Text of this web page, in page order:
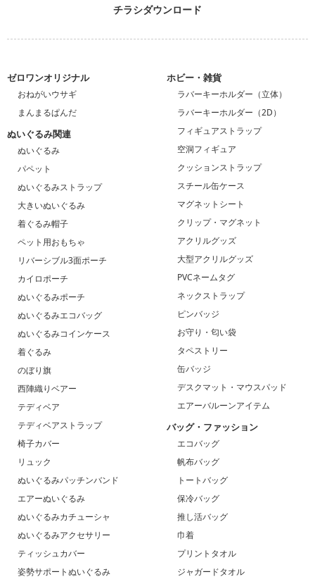
チラシダウンロード
ゼロワンオリジナル
おねがいウサギ
まんまるぱんだ
ぬいぐるみ関連
ぬいぐるみ
パペット
ぬいぐるみストラップ
大きいぬいぐるみ
着ぐるみ帽子
ペット用おもちゃ
リバーシブル3面ポーチ
カイロポーチ
ぬいぐるみポーチ
ぬいぐるみエコバッグ
ぬいぐるみコインケース
着ぐるみ
のぼり旗
西陣織りベアー
テディベア
テディベアストラップ
椅子カバー
リュック
ぬいぐるみパッチンバンド
エアーぬいぐるみ
ぬいぐるみカチューシャ
ぬいぐるみアクセサリー
ティッシュカバー
姿勢サポートぬいぐるみ
ホビー・雑貨
ラバーキーホルダー（立体）
ラバーキーホルダー（2D）
フィギュアストラップ
空洞フィギュア
クッションストラップ
スチール缶ケース
マグネットシート
クリップ・マグネット
アクリルグッズ
大型アクリルグッズ
PVCネームタグ
ネックストラップ
ピンバッジ
お守り・匂い袋
タペストリー
缶バッジ
デスクマット・マウスパッド
エアーバルーンアイテム
バッグ・ファッション
エコバッグ
帆布バッグ
トートバッグ
保冷バッグ
推し活バッグ
巾着
プリントタオル
ジャガードタオル